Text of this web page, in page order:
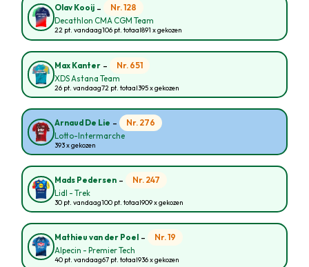
Olav Kooij - Nr. 128
Decathlon CMA CGM Team
22 pt. vandaag106 pt. totaal891 x gekozen
Max Kanter - Nr. 651
XDS Astana Team
26 pt. vandaag72 pt. totaal395 x gekozen
Arnaud De Lie - Nr. 276
Lotto-Intermarche
393 x gekozen
Mads Pedersen - Nr. 247
Lidl - Trek
30 pt. vandaag100 pt. totaal909 x gekozen
Mathieu van der Poel - Nr. 19
Alpecin - Premier Tech
40 pt. vandaag67 pt. totaal936 x gekozen